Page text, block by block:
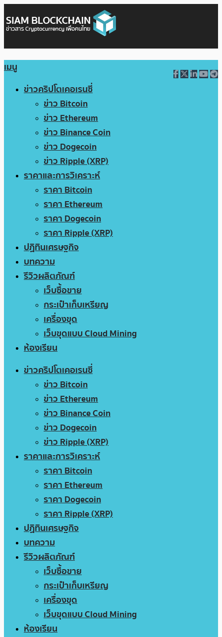
เมนู
ข่าวคริปโตเคอเรนซี่
ข่าว Bitcoin
ข่าว Ethereum
ข่าว Binance Coin
ข่าว Dogecoin
ข่าว Ripple (XRP)
ราคาและการวิเคราะห์
ราคา Bitcoin
ราคา Ethereum
ราคา Dogecoin
ราคา Ripple (XRP)
ปฏิทินเศรษฐกิจ
บทความ
รีวิวผลิตภัณฑ์
เว็บซื้อขาย
กระเป๋าเก็บเหรียญ
เครื่องขุด
เว็บขุดแบบ Cloud Mining
ห้องเรียน
ข่าวคริปโตเคอเรนซี่
ข่าว Bitcoin
ข่าว Ethereum
ข่าว Binance Coin
ข่าว Dogecoin
ข่าว Ripple (XRP)
ราคาและการวิเคราะห์
ราคา Bitcoin
ราคา Ethereum
ราคา Dogecoin
ราคา Ripple (XRP)
ปฏิทินเศรษฐกิจ
บทความ
รีวิวผลิตภัณฑ์
เว็บซื้อขาย
กระเป๋าเก็บเหรียญ
เครื่องขุด
เว็บขุดแบบ Cloud Mining
ห้องเรียน